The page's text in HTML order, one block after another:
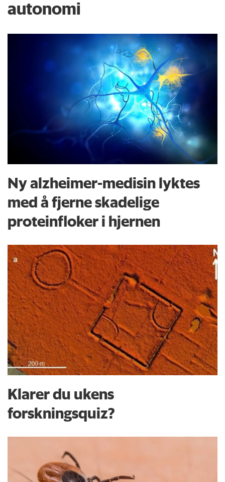
autonomi
Ny alzheimer-medisin lyktes
med å fjerne skadelige
proteinfloker i hjernen
Klarer du ukens
forskningsquiz?